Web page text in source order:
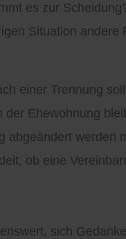
es zur
Situation andere
einer Trennung
der Ehewohnung
abgeändert werden
ob eine
sich